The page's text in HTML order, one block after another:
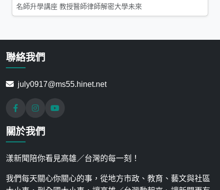
名師升學講座 教授醫師律師解密大學未來
聯絡我們
july0917@ms55.hinet.net
關於我們
漾新聞陪你看見高雄／台灣的每一刻！
我們每天關心你關心的事，從地方市政、教育、藝文與社區